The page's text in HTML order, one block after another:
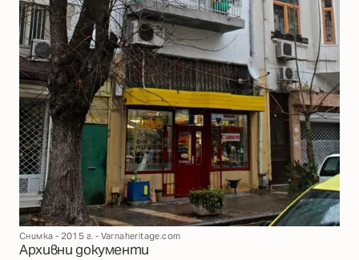
Снимка - 2015 г. - Varnaheritage.com
Архивни документи